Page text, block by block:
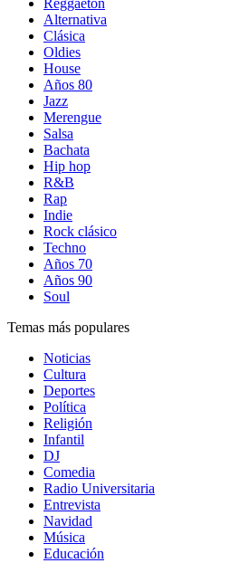
Reggaetón
Alternativa
Clásica
Oldies
House
Años 80
Jazz
Merengue
Salsa
Bachata
Hip hop
R&B
Rap
Indie
Rock clásico
Techno
Años 70
Años 90
Soul
Temas más populares
Noticias
Cultura
Deportes
Política
Religión
Infantil
DJ
Comedia
Radio Universitaria
Entrevista
Navidad
Música
Educación